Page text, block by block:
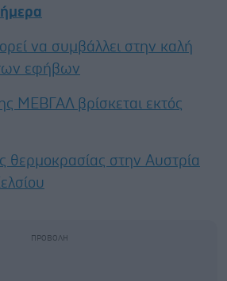
να συμβάλλει στην καλή
εφήβων
ΜΕΒΓΑΛ βρίσκεται εκτός
θερμοκρασίας στην Αυστρία